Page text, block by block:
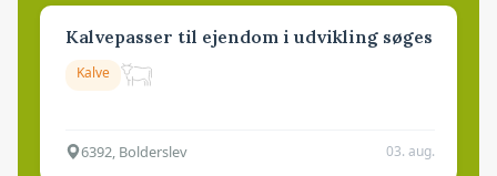
Kalvepasser til ejendom i udvikling søges
Kalve
6392, Bolderslev 03. aug.